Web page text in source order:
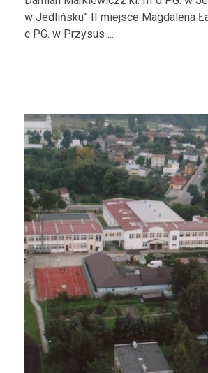
w Jedlińsku” II miejsce Magdalena
c PG. w Przysus ...